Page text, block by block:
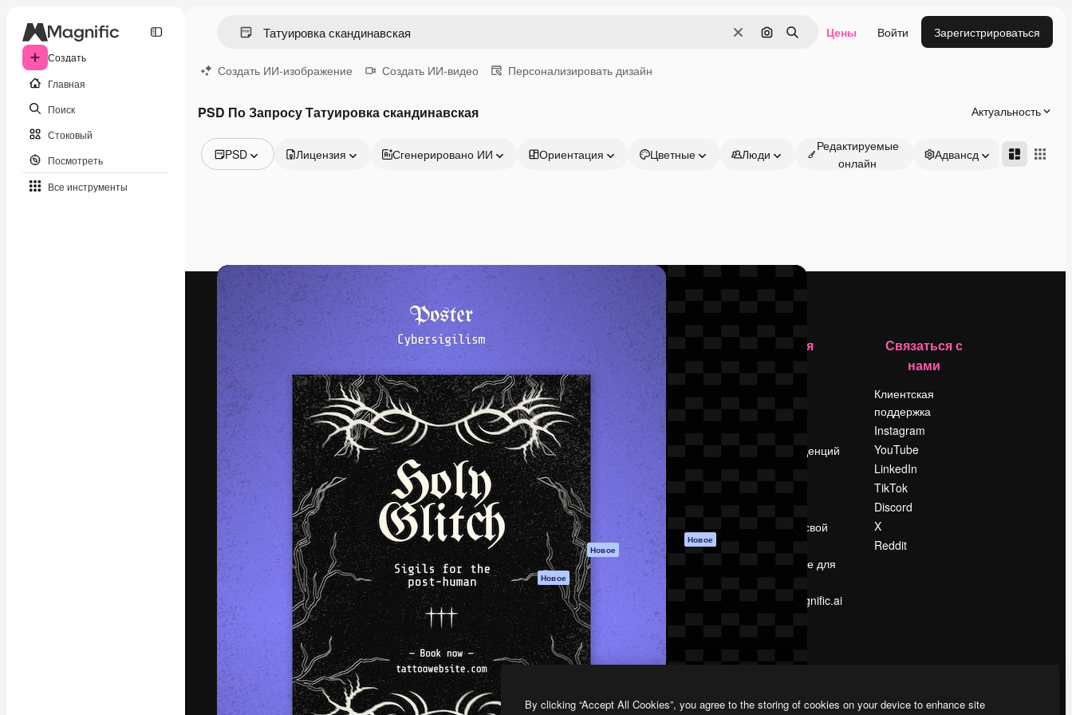
Создать
Главная
Поиск
Стоковый
Посмотреть
Все инструменты
ОчиститьПоиск по изображению
Поиск Цены Войти Зарегистрироваться
Создать ИИ-изображение Создать ИИ-видео Персонализировать дизайн
PSD По Запросу Татуировка скандинавская Актуальность
PSD
Видео
Моушн-дизайн
Видеошаблоны
Иконки
Лицензия Сгенерировано ИИ Ориентация Цветные Люди
Редактируемые
онлайн
Адвансд
Креативная платформа для создания
ваших лучших работ. Более 1 миллиона
подписчиков среди креаторов,
предприятий, агентств и студий.
Pусский
Spaces
ИИ-помощник
Генератор
изображений ИИ
Генератор видео
ИИ
Генератор голоса
на основе ИИ
Стоковый контент
MCP для
Claude/ChatGPT
Новое
Агенты Новое
API
Мобильное
приложение
Все инструменты
Начать
Документация по
Условия и
Политика
конфиденциальности
Оригиналы
Новое
Политика файлов
cookie
Центр доверия
Партнеры
Предприятие
Компания
Цены
Reviews
Поиск тенденций
Продайте свой
Помещение для
Ищете magnific.ai
Связаться с
нами
Клиентская
поддержка
Instagram
YouTube
LinkedIn
TikTok
Discord
X
Reddit
By clicking “Accept All Cookies”, you agree to the storing of cookies on your device to enhance site